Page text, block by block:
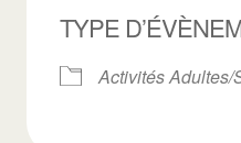
TYPE
Activités Adultes/